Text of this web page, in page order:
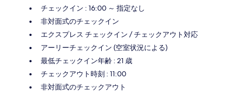
チェックイン : 16:00 ～ 指定なし
非対面式のチェックイン
エクスプレス チェックイン / チェックアウト対応
アーリーチェックイン (空室状況による)
最低チェックイン年齢 : 21 歳
チェックアウト時刻 : 11:00
非対面式のチェックアウト